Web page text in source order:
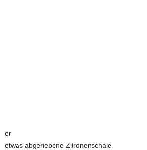
er
etwas abgeriebene Zitronenschale